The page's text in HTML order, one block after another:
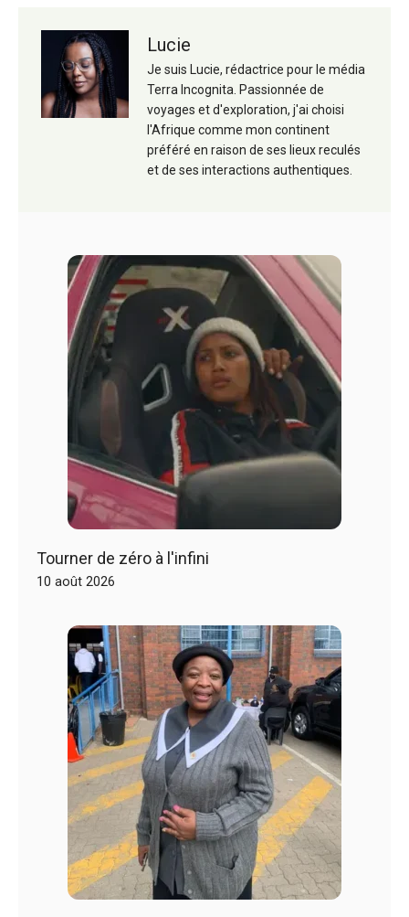
Lucie
Je suis Lucie, rédactrice pour le média
Terra Incognita. Passionnée de
voyages et d'exploration, j'ai choisi
l'Afrique comme mon continent
préféré en raison de ses lieux reculés
et de ses interactions authentiques.
Tourner de zéro à l'infini
10 août 2026